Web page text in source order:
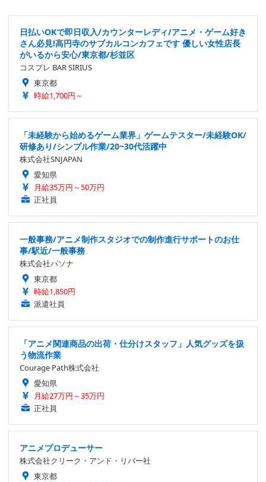
日払いOKで即日収入/カウンターレディ/アニメ・ゲーム好き
さん必見!高円寺のサブカルコンカフェです 優しい女性店長
がいるから安心/東京都/杉並区
コスプレ BAR SIRIUS
東京都
時給1,700円～
「未経験から始めるゲーム業界」ゲームテスター/未経験OK/
研修あり/シンプル作業/20~30代活躍中
株式会社SNJAPAN
愛知県
月給35万円～50万円
正社員
一般事務/アニメ制作スタジオでの制作進行サポートのお仕
事/駅近/一般事務
株式会社パソナ
東京都
時給1,850円
派遣社員
「アニメ関連商品の出荷・仕分けスタッフ」人気グッズを扱
う物流作業
Courage Path株式会社
愛知県
月給27万円～35万円
正社員
アニメプロデューサー
株式会社クリーク・アンド・リバー社
東京都